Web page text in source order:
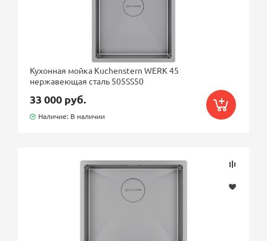
Кухонная мойка Kuchenstern WERK 45
нержавеющая сталь 505SS50
33 000 руб.
Наличие: В наличии